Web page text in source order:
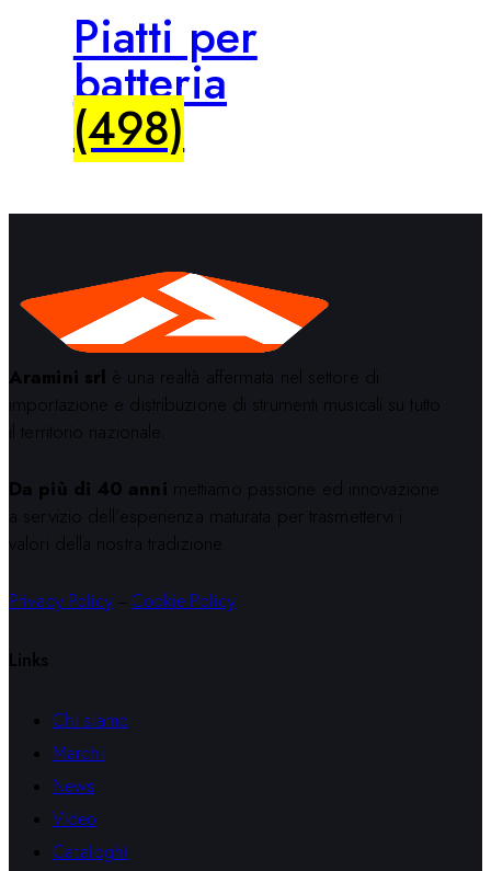
Piatti per
batteria
(498)
Aramini srl è una realtà affermata nel settore di
importazione e distribuzione di strumenti musicali su tutto
il territorio nazionale.
Da più di 40 anni mettiamo passione ed innovazione
a servizio dell’esperienza maturata per trasmettervi i
valori della nostra tradizione.
Privacy Policy Cookie Policy
Links
Chi siamo
Marchi
News
Video
Cataloghi